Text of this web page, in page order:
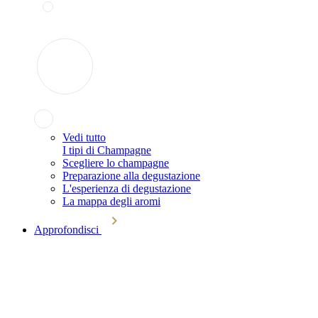
Vedi tutto
I tipi di Champagne
Scegliere lo champagne
Preparazione alla degustazione
L'esperienza di degustazione
La mappa degli aromi
Approfondisci